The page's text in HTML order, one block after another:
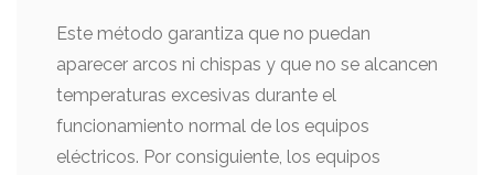
Este método garantiza que no puedan
aparecer arcos ni chispas y que no se alcancen
temperaturas excesivas durante el
funcionamiento normal de los equipos
eléctricos. Por consiguiente, los equipos